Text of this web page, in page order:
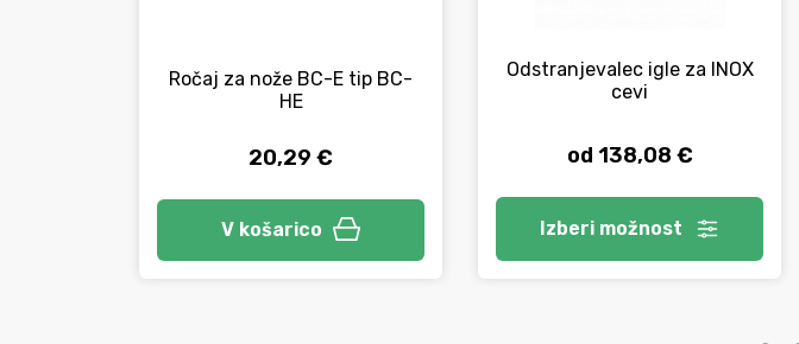
Ročaj za nože BC-E tip BC-
HE
20,29 €
V košarico
Odstranjevalec igle za INOX
cevi
od 138,08 €
Izberi možnost